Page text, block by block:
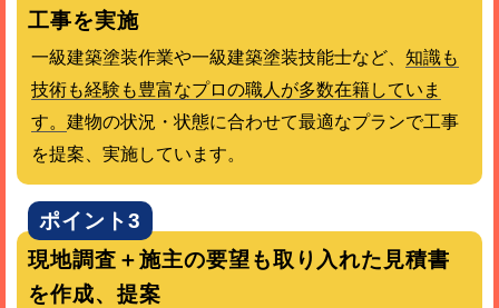
工事を実施
一級建築塗装作業や一級建築塗装技能士など、 知識も
技術も経験も豊富なプロの職人が多数在籍していま
す。 建物の状況・状態に合わせて最適なプランで工事
を提案、実施しています。
ポイント3
現地調査＋施主の要望も取り入れた見積書
を作成、提案